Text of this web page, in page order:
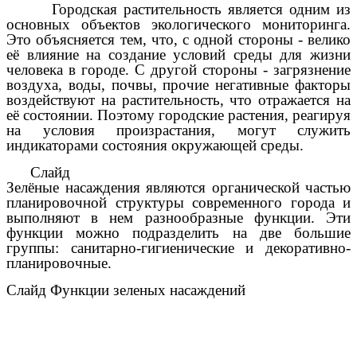
Городская растительность является одним из
основных объектов экологического мониторинга.
Это объясняется тем, что, с одной стороны - велико
её влияние на создание условий среды для жизни
человека в городе. С другой стороны - загрязнение
воздуха, воды, почвы, прочие негативные факторы
воздействуют на растительность, что отражается на
её состоянии. Поэтому городские растения, реагируя
на условия произрастания, могут служить
индикаторами состояния окружающей среды.
Слайд
Зелёные насаждения являются органической частью
планировочной структуры современного города и
выполняют в нем разнообразные функции. Эти
функции можно подразделить на две большие
группы: санитарно-гигиенические и декоративно-
планировочные.
Слайд Функции зеленых насаждений